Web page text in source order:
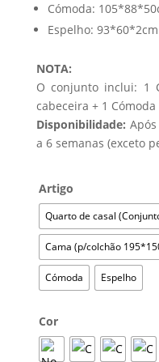
Cómoda:
Espelho: 93*60*2cm
NOTA:
O conjunto inclui: 1
cabeceira + 1 Cómoda
Disponibilidade:
a 6 semanas (exceto
Artigo
Quarto de casal
Cama (p/colchão
Cómoda Espelho
Cor